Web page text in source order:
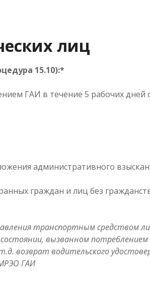
лиц
15.10):*
ГАИ в течение 5 рабочих дней
административного
граждан и лиц без
транспортным средством
вызванном
возврат водительского
ГАИ